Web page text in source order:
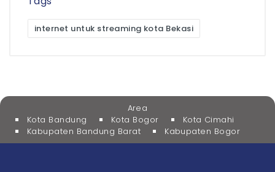
internet untuk streaming kota Bekasi
Area
Kota Bandung
Kota Bogor
Kota Cimahi
Kabupaten Bandung Barat
Kabupaten Bogor